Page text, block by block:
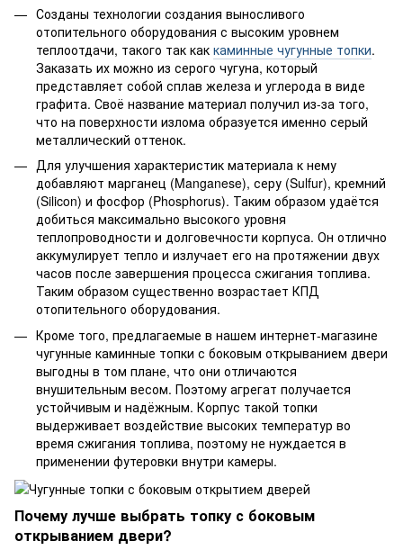
Созданы технологии создания выносливого
отопительного оборудования с высоким уровнем
теплоотдачи, такого так как каминные чугунные топки.
Заказать их можно из серого чугуна, который
представляет собой сплав железа и углерода в виде
графита. Своё название материал получил из-за того,
что на поверхности излома образуется именно серый
металлический оттенок.
Для улучшения характеристик материала к нему
добавляют марганец (Manganese), серу (Sulfur), кремний
(Silicon) и фосфор (Phosphorus). Таким образом удаётся
добиться максимально высокого уровня
теплопроводности и долговечности корпуса. Он отлично
аккумулирует тепло и излучает его на протяжении двух
часов после завершения процесса сжигания топлива.
Таким образом существенно возрастает КПД
отопительного оборудования.
Кроме того, предлагаемые в нашем интернет-магазине
чугунные каминные топки с боковым открыванием двери
выгодны в том плане, что они отличаются
внушительным весом. Поэтому агрегат получается
устойчивым и надёжным. Корпус такой топки
выдерживает воздействие высоких температур во
время сжигания топлива, поэтому не нуждается в
применении футеровки внутри камеры.
Почему лучше выбрать топку с боковым
открыванием двери?